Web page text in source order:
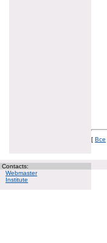
[ Все
Contacts:
Webmaster
Institute